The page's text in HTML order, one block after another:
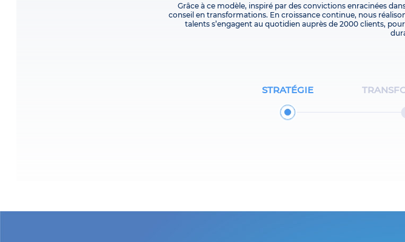
Grâce à ce modèle, inspiré par des convictions enracinées
conseil en transformations. En croissance continue, nous
talents s’engagent au quotidien auprès de 2000 clients,
STRATÉGIE